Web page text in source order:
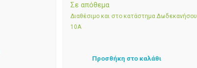
Σε απόθεμα
Διαθέσιμο και στο κατάστημα Δωδεκανήσου
10Α
Προσθήκη στο καλάθι